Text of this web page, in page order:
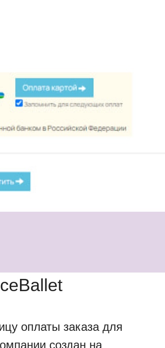
оплаты заказа для
создан на